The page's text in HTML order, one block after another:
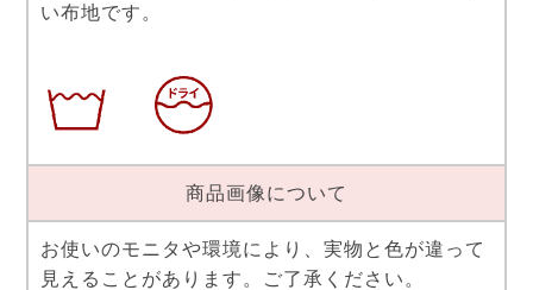
い布地です。
商品画像について
お使いのモニタや環境により、実物と色が違って
見えることがあります。ご了承ください。